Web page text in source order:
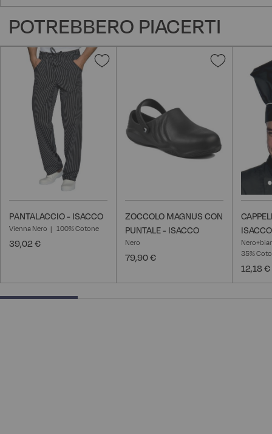
POTREBBERO PIACERTI
Aggiungi
desideri
PANTALACCIO - ISACCO
Vienna Nero 100% Cotone
39,02 €
Aggiungi
ZOCCOLO MAGNUS CON
PUNTALE - ISACCO
Nero
79,90 €
ISACCO
35%
12,18 €
28.57142857142857% completed